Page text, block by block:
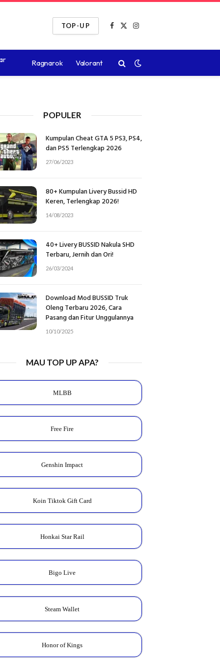
TOP-UP
Facebook
X
Instagram
Ragnarok Valorant
POPULER
Kumpulan Cheat GTA 5 PS3, PS4,
dan PS5 Terlengkap 2026
27/06/2023
80+ Kumpulan Livery Bussid HD
Keren, Terlengkap 2026!
14/08/2023
40+ Livery BUSSID Nakula SHD
Terbaru, Jernih dan Ori!
26/03/2024
Download Mod BUSSID Truk
Oleng Terbaru 2026, Cara
Pasang dan Fitur Unggulannya
10/10/2025
MAU TOP UP APA?
MLBB
Free Fire
Genshin Impact
Koin Tiktok Gift Card
Honkai Star Rail
Bigo Live
Steam Wallet
Honor of Kings